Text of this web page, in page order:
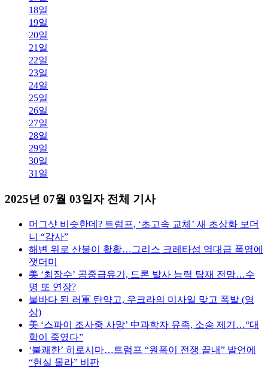
18일
19일
20일
21일
22일
23일
24일
25일
26일
27일
28일
29일
30일
31일
2025년 07월 03일자 전체 기사
머그샷 비슷한데? 트럼프, ‘초고속 교체’ 새 초상화 보더
니 “감사”
해변 위로 산불이 활활…그리스 크레타섬 역대급 폭염에
잿더미
美 ‘최장수’ 공중급유기, 드론 발사 능력 탑재 전망…수
명 또 연장?
불바다 된 러軍 탄약고, 우크라의 미사일 맞고 폭발 (영
상)
美 ‘스파이 조사중 사망’ 中과학자 유족, 소송 제기…“대
학이 죽였다”
‘불쾌한’ 히로시마…트럼프 “원폭이 전쟁 끝내” 발언에
“현실 몰라” 비판